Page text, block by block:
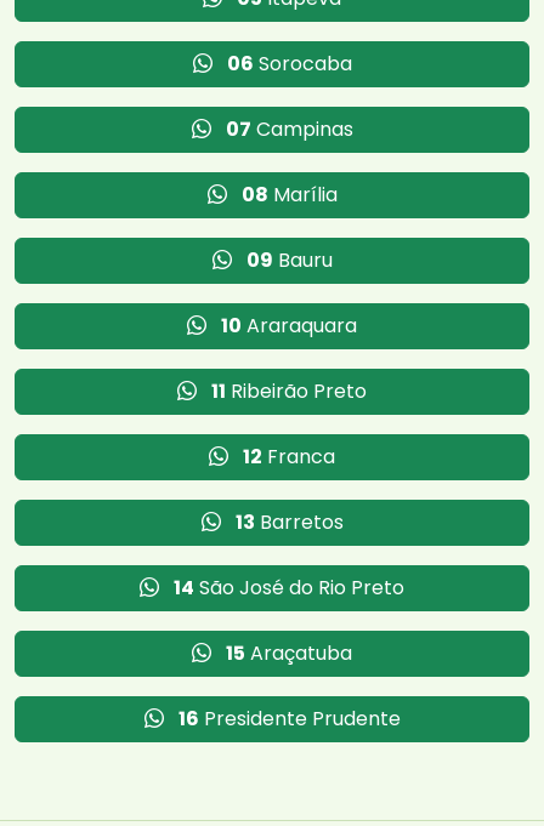
06 Sorocaba
07 Campinas
08 Marília
09 Bauru
10 Araraquara
11 Ribeirão Preto
12 Franca
13 Barretos
14 São José do Rio Preto
15 Araçatuba
16 Presidente Prudente